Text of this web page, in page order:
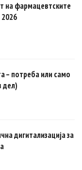
на фармацевтските
– потреба или само
дел)
дигитализација за